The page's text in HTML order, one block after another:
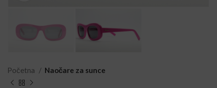
Početna Naočare za sunce